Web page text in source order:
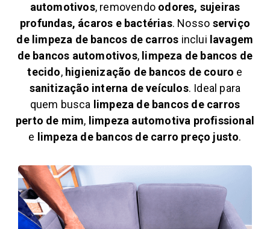
automotivos, removendo odores, sujeiras
profundas, ácaros e bactérias. Nosso serviço
de limpeza de bancos de carros inclui lavagem
de bancos automotivos, limpeza de bancos de
tecido, higienização de bancos de couro e
sanitização interna de veículos. Ideal para
quem busca limpeza de bancos de carros
perto de mim, limpeza automotiva profissional
e limpeza de bancos de carro preço justo.